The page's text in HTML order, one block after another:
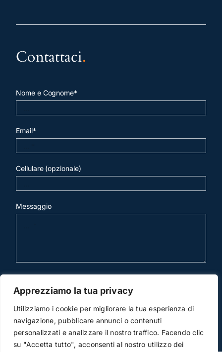
Apprezziamo la tua privacy
Utilizziamo i cookie per migliorare la tua esperienza di
navigazione, pubblicare annunci o contenuti
personalizzati e analizzare il nostro traffico. Facendo clic
su "Accetta tutto", acconsenti al nostro utilizzo dei
Contattaci.
Nome e Cognome*
Email*
Cellulare (opzionale)
Messaggio
invia mail